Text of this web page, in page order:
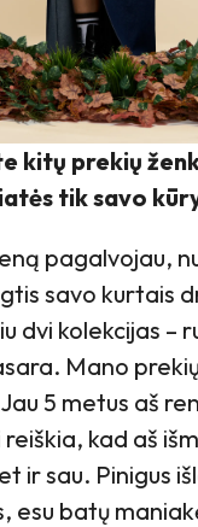
kitų prekių
tik savo
pagalvojau,
savo kurtais
dvi kolekcijas –
Mano
5 metus aš
kad aš
ir sau. Pinigus
esu batų